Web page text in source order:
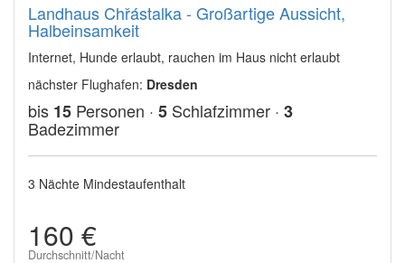
Landhaus Chřástalka - Großartige Aussicht,
Halbeinsamkeit
Internet, Hunde erlaubt, rauchen im Haus nicht erlaubt
nächster Flughafen: Dresden
bis 15 Personen · 5 Schlafzimmer · 3
Badezimmer
3 Nächte Mindestaufenthalt
160 €
Durchschnitt/Nacht